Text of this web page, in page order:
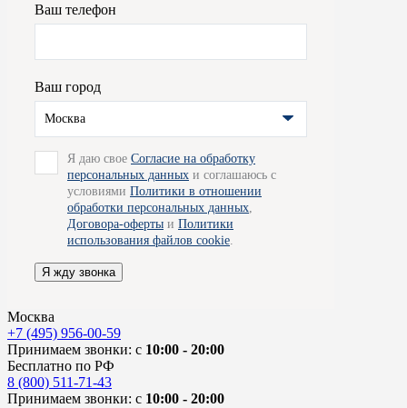
Ваш телефон
Ваш город
Москва
Я даю свое Согласие на обработку
персональных данных и соглашаюсь с
условиями Политики в отношении
обработки персональных данных
Договора-оферты и Политики
использования файлов cookie
Я жду звонка
Москва
+7 (495) 956-00-59
Принимаем звонки: с 10:00 - 20:00
Бесплатно по РФ
8 (800) 511-71-43
Принимаем звонки: с 10:00 - 20:00